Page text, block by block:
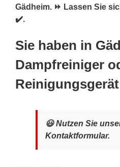
Gädheim. ⏩ Lassen Sie
✔️.
Sie haben in
Dampfreiniger
😃 Nutzen Sie
Kontaktformular.